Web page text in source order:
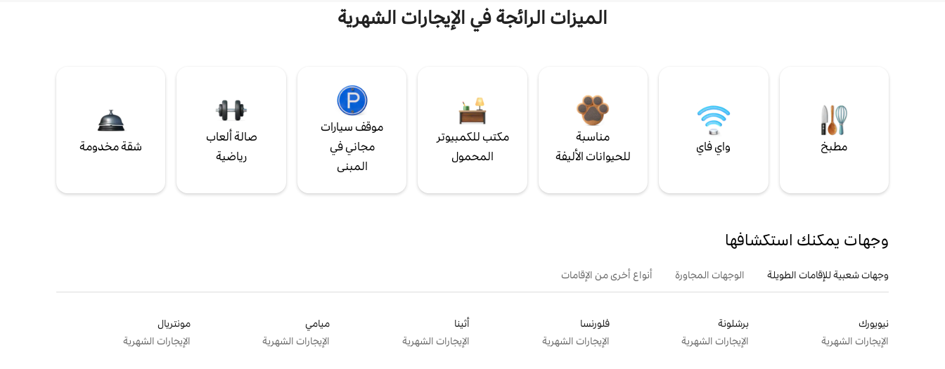
الميزات الرائجة في الإيجارات الشهرية
مطبخ واي فاي
مناسبة
للحيوانات الأليفة
مكتب للكمبيوتر
المحمول
موقف سيارات
مجاني في
المبنى
صالة ألعاب
رياضية
شقة مخدومة
وجهات يمكنك استكشافها
وجهات شعبية للإقامات الطويلة الوجهات المجاورة أنواع أخرى من الإقامات
نيويورك
الإيجارات الشهرية
برشلونة
الإيجارات الشهرية
فلورنسا
الإيجارات الشهرية
أثينا
الإيجارات الشهرية
ميامي
الإيجارات الشهرية
مونتريال
الإيجارات الشهرية